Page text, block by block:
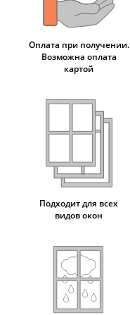
Оплата при получении.
Возможна оплата
картой
Подходит для всех
видов окон